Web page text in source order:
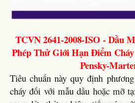
TCVN 2641-2008-ISO - Dầu
Phép Thử Giới Hạn Điểm
Pensky-
Tiêu chuẩn này quy định
cháy đối với mẫu dầu hoặc mỡ